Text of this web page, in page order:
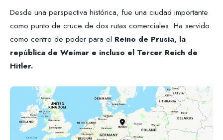
Desde una perspectiva histórica, fue una ciudad importante
como punto de cruce de dos rutas comerciales. Ha servido
como centro de poder para el Reino de Prusia, la
república de Weimar e incluso el Tercer Reich de
Hitler.